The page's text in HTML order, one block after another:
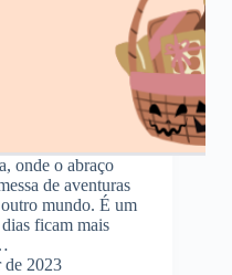
onde o abraço
de aventuras
mundo. É um
ficam mais
de 2023